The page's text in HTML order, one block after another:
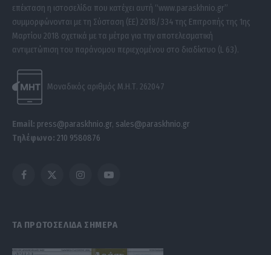
επέκταση η ιστοσελίδα που κατέχει αυτή “www.paraskhnio.gr”
συμμορφώνονται με τη Σύσταση (ΕΕ) 2018/334 της Επιτροπής της 1ης
Μαρτίου 2018 σχετικά με τα μέτρα για την αποτελεσματική
αντιμετώπιση του παράνομου περιεχομένου στο διαδίκτυο (L 63).
Μοναδικός αριθμός Μ.Η.Τ. 262047
Email: press@paraskhnio.gr, sales@paraskhnio.gr
Τηλέφωνο: 210 9580876
Facebook
X
InstagramYouTube
ΤΑ ΠΡΩΤΟΣΕΛΙΔΑ ΣΗΜΕΡΑ